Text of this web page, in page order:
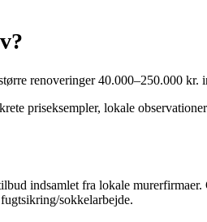
renoveringer 40.000–250.000 kr.
priseksempler, lokale
indsamlet fra lokale
sokkelarbejde.